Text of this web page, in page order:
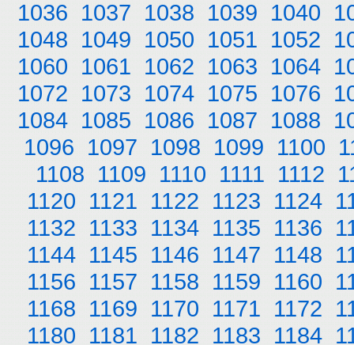
1036 1037 1038 1039 1040
1048 1049 1050 1051 1052
1060 1061 1062 1063 1064
1072 1073 1074 1075 1076
1084 1085 1086 1087 1088
1096 1097 1098 1099 1100
1108 1109 1110 1111 1112
1120 1121 1122 1123 1124
1132 1133 1134 1135 1136
1144 1145 1146 1147 1148
1156 1157 1158 1159 1160
1168 1169 1170 1171 1172
1180 1181 1182 1183 1184